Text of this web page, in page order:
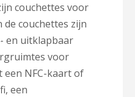
couchettes voor
de couchettes zijn
en uitklapbaar
voor
een NFC-kaart of
een